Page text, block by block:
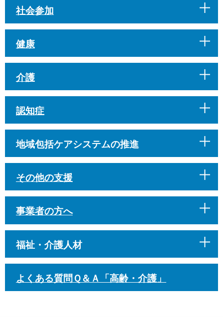
社会参加
健康
介護
認知症
地域包括ケアシステムの推進
その他の支援
事業者の方へ
福祉・介護人材
よくある質問Ｑ＆Ａ「高齢・介護」